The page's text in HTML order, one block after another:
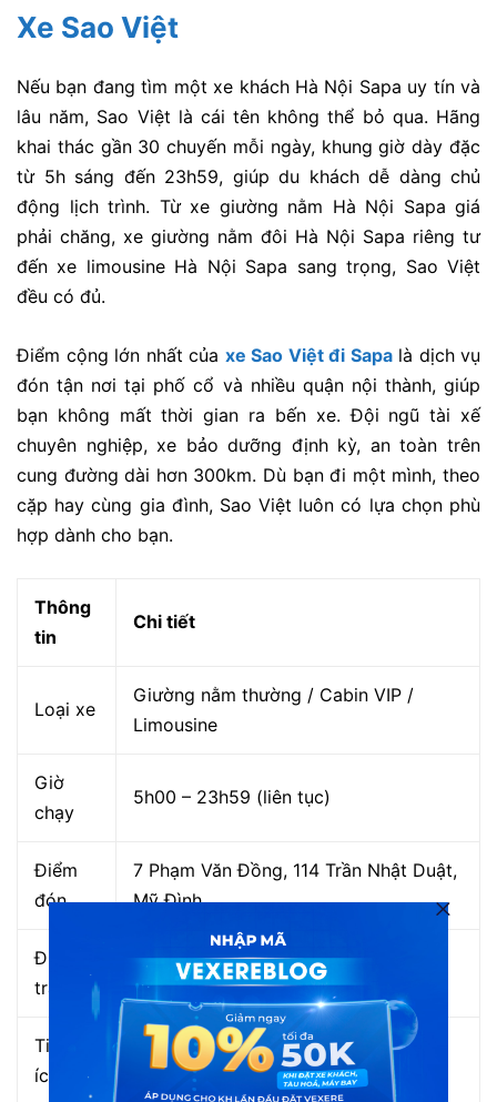
Xe Sao Việt
Nếu bạn đang tìm một xe khách Hà Nội Sapa uy tín và
lâu năm, Sao Việt là cái tên không thể bỏ qua. Hãng
khai thác gần 30 chuyến mỗi ngày, khung giờ dày đặc
từ 5h sáng đến 23h59, giúp du khách dễ dàng chủ
động lịch trình. Từ xe giường nằm Hà Nội Sapa giá
phải chăng, xe giường nằm đôi Hà Nội Sapa riêng tư
đến xe limousine Hà Nội Sapa sang trọng, Sao Việt
đều có đủ.
Điểm cộng lớn nhất của xe Sao Việt đi Sapalà dịch vụ
đón tận nơi tại phố cổ và nhiều quận nội thành, giúp
bạn không mất thời gian ra bến xe. Đội ngũ tài xế
chuyên nghiệp, xe bảo dưỡng định kỳ, an toàn trên
cung đường dài hơn 300km. Dù bạn đi một mình, theo
cặp hay cùng gia đình, Sao Việt luôn có lựa chọn phù
hợp dành cho bạn.
Thông
tin
Chi tiết
Loại xe
Giường nằm thường / Cabin VIP /
Limousine
Giờ
chạy
5h00 – 23h59 (liên tục)
Điểm
đón
7 Phạm Văn Đồng, 114 Trần Nhật Duật,
Mỹ Đình
Điểm
trả
3 Nguyễn Đăng Khuê
Tiện
ích
Wifi, sạc, nước, toilet, đón tận phố cổ